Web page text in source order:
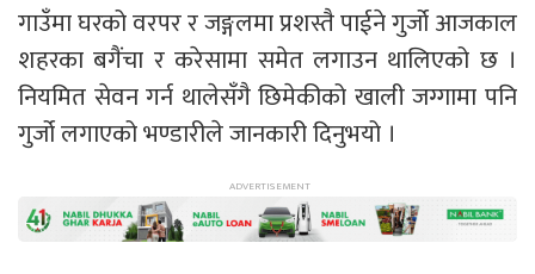
गाउँमा घरको वरपर र जङ्गलमा प्रशस्तै पाईने गुर्जो आजकाल
शहरका बगैंचा र करेसामा समेत लगाउन थालिएको छ ।
नियमित सेवन गर्न थालेसँगै छिमेकीको खाली जग्गामा पनि
गुर्जो लगाएको भण्डारीले जानकारी दिनुभयो ।